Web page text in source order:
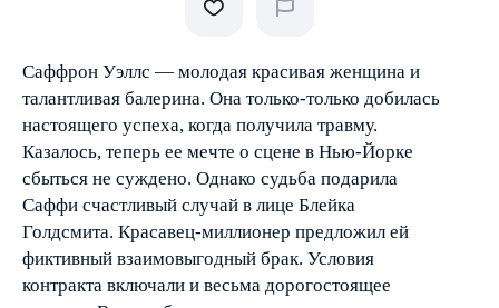
Саффрон Уэллс — молодая красивая женщина и
талантливая балерина. Она только-только добилась
настоящего успеха, когда получила травму.
Казалось, теперь ее мечте о сцене в Нью-Йорке
сбыться не суждено. Однако судьба подарила
Саффи счастливый случай в лице Блейка
Голдсмита. Красавец-миллионер предложил ей
фиктивный взаимовыгодный брак. Условия
контракта включали и весьма дорогостоящее